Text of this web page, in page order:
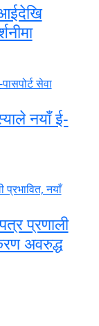
नयाँ ई-
प्रणाली
अवरुद्ध